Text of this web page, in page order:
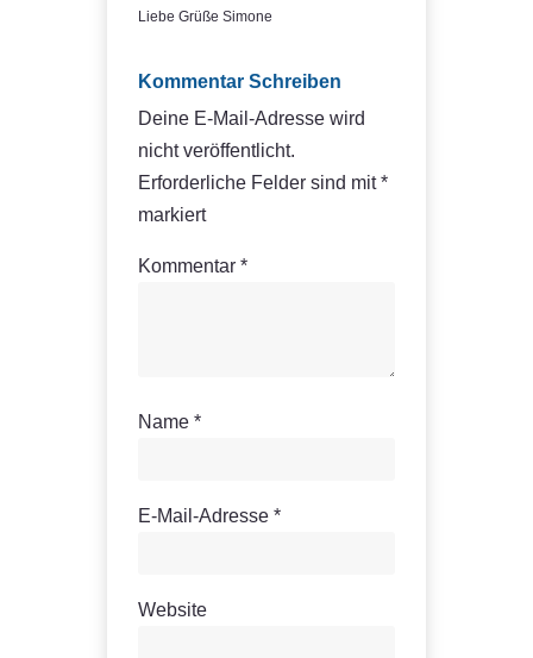
Liebe Grüße Simone
Kommentar Schreiben
Deine E-Mail-Adresse wird
nicht veröffentlicht.
Erforderliche Felder sind mit*
markiert
Kommentar*
Name*
E-Mail-Adresse*
Website